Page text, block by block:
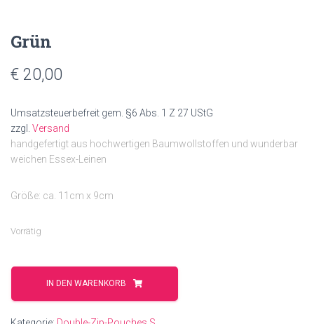
Grün
€ 20,00
Umsatzsteuerbefreit gem. §6 Abs. 1 Z 27 UStG
zzgl. Versand
handgefertigt aus hochwertigen Baumwollstoffen und wunderbar
weichen Essex-Leinen
Größe: ca. 11cm x 9cm
Vorrätig
Grün
IN DEN WARENKORB